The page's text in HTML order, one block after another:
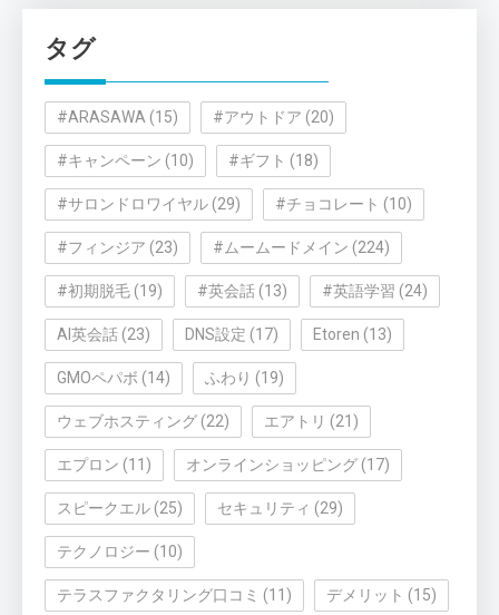
ー
タグ
#ARASAWA (15) #アウトドア (20)
#キャンペーン (10) #ギフト (18)
#サロンドロワイヤル (29) #チョコレート (10)
#フィンジア (23) #ムームードメイン (224)
#初期脱毛 (19) #英会話 (13) #英語学習 (24)
AI英会話 (23) DNS設定 (17) Etoren (13)
GMOペパボ (14) ふわり (19)
ウェブホスティング (22) エアトリ (21)
エプロン (11) オンラインショッピング (17)
スピークエル (25) セキュリティ (29)
テクノロジー (10)
テラスファクタリング口コミ (11) デメリット (15)